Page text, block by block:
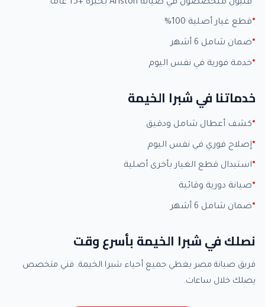
فنيون متخصصون في صيانة Ariston بخبرة +15 عاماً
قطع غيار أصلية 100%
ضمان شامل 6 أشهر
خدمة فورية في نفس اليوم
خدماتنا في شبرا الخيمة
كشف أعطال شامل ودقيق
إصلاح فوري في نفس اليوم
استبدال قطع الغيار بأخرى أصلية
صيانة دورية وقائية
ضمان شامل 6 أشهر
نصلك في شبرا الخيمة بأسرع وقت
فريق صيانة مصر يغطي جميع أحياء شبرا الخيمة. فني متخصص
يصلك خلال ساعات.